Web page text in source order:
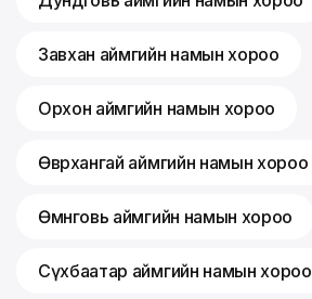
Завхан аймгийн намын хороо
Орхон аймгийн намын хороо
Өвөрхангай аймгийн намын хороо
Өмнөговь аймгийн намын хороо
Сүхбаатар аймгийн намын хороо